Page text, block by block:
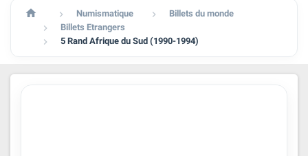
  Numismatique  Billets du monde
 Billets Etrangers
 5 Rand Afrique du Sud (1990-1994)